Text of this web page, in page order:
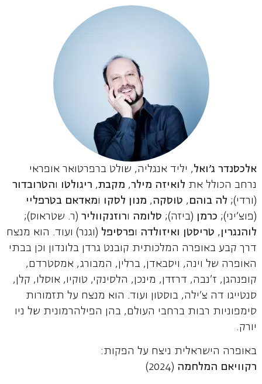
אלכסנדר ג'ואל, יליד אנגליה, שולט ברפרטואר אופראי
נרחב הכולל את לואיזה מילר, מקבת, ריגולטו והטרובדור
(ורדי); לה בוהם , טוסקה, מנון לסקו ומאדאם בטרפליי
(פוצ'יני); כרמן (ביזה); סלומה ורוזנקווליר(ר. שטראוס);
לוהנגרין , טריסטן ואיזולדה ופרסיפל (וגנר) ועוד. הוא מנצח
דרך קבע באופרה המלכותית קובנט גרדן בלונדון וכן בבתי
האופרה של וינה, ויסבאדן, ברלין, המבורג, אמסטרדם,
קופנהגן, ז'נבה, דרזדן, מינכן, הלסינקי, טוקיו, אוסלו, קלן,
סנטייגו דה צ'ילה, בוסטון ועוד. הוא מנצח על תזמורות
סימפוניות רבות ברחבי העולם, בהן הפילהרמונית של ניו
יורק.
באופרה הישראלית ניצח על הפקות:
רקוויאם המלחמה (2024)